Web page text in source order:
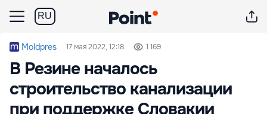
RU
Moldpres 17 мая 2022, 12:18 1 169
В Резине началось
строительство канализации
при поддержке Словакии